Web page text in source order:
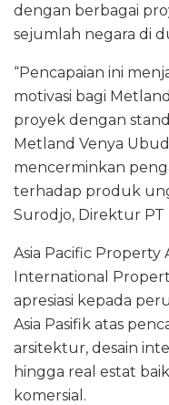
dengan berbagai
sejumlah negara di
“Pencapaian ini
motivasi bagi
proyek dengan
Metland Venya
mencerminkan
terhadap produk
Surodjo, Direktur
Asia Pacific Property
International
apresiasi kepada
Asia Pasifik atas
arsitektur, desain
hingga real estat
komersial.